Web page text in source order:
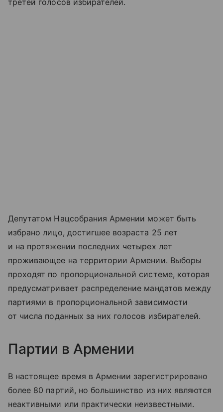
третей голосов избирателей.
Депутатом Нацсобрания Армении может быть
избрано лицо, достигшее возраста 25 лет
и на протяжении последних четырех лет
проживающее на территории Армении. Выборы
проходят по пропорциональной системе, которая
предусматривает распределение мандатов между
партиями в пропорциональной зависимости
от числа поданных за них голосов избирателей.
Партии в Армении
В настоящее время в Армении зарегистрировано
более 80 партий, но большинство из них являются
неактивными или практически неизвестными.